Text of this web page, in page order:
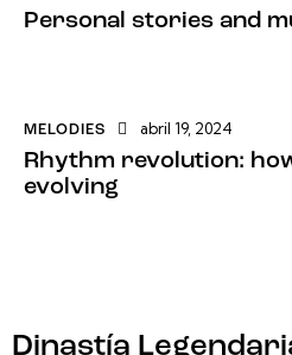
Personal stories and
MELODIES abril 19, 2024
Rhythm revolution:
evolving
Dinastía